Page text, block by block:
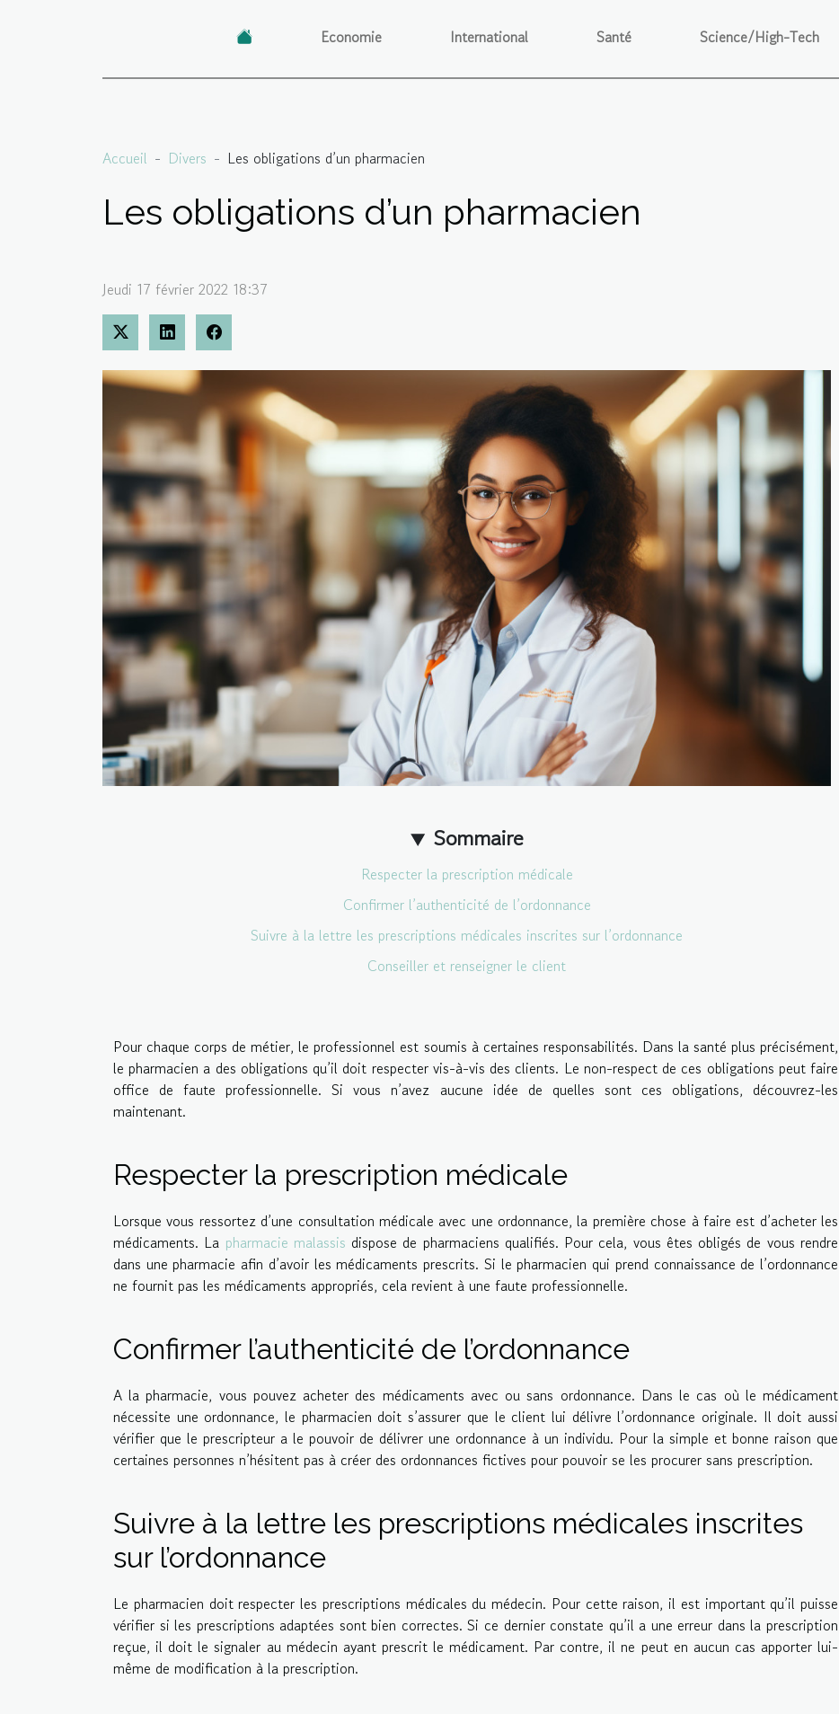
Economie International Santé Science/High-Tech
Accueil Divers Les obligations d’un pharmacien
Les obligations d’un pharmacien
Jeudi 17 février 2022 18:37
Sommaire
Respecter la prescription médicale
Confirmer l’authenticité de l’ordonnance
Suivre à la lettre les prescriptions médicales inscrites sur l’ordonnance
Conseiller et renseigner le client
Pour chaque corps de métier, le professionnel est soumis à certaines responsabilités. Dans la santé plus précisément,
le pharmacien a des obligations qu’il doit respecter vis-à-vis des clients. Le non-respect de ces obligations peut faire
office de faute professionnelle. Si vous n’avez aucune idée de quelles sont ces obligations, découvrez-les
maintenant.
Respecter la prescription médicale
Lorsque vous ressortez d’une consultation médicale avec une ordonnance, la première chose à faire est d’acheter les
médicaments. La pharmacie malassis dispose de pharmaciens qualifiés. Pour cela, vous êtes obligés de vous rendre
dans une pharmacie afin d’avoir les médicaments prescrits. Si le pharmacien qui prend connaissance de l’ordonnance
ne fournit pas les médicaments appropriés, cela revient à une faute professionnelle.
Confirmer l’authenticité de l’ordonnance
A la pharmacie, vous pouvez acheter des médicaments avec ou sans ordonnance. Dans le cas où le médicament
nécessite une ordonnance, le pharmacien doit s’assurer que le client lui délivre l’ordonnance originale. Il doit aussi
vérifier que le prescripteur a le pouvoir de délivrer une ordonnance à un individu. Pour la simple et bonne raison que
certaines personnes n’hésitent pas à créer des ordonnances fictives pour pouvoir se les procurer sans prescription.
Suivre à la lettre les prescriptions médicales inscrites
sur l’ordonnance
Le pharmacien doit respecter les prescriptions médicales du médecin. Pour cette raison, il est important qu’il puisse
vérifier si les prescriptions adaptées sont bien correctes. Si ce dernier constate qu’il a une erreur dans la prescription
reçue, il doit le signaler au médecin ayant prescrit le médicament. Par contre, il ne peut en aucun cas apporter lui-
même de modification à la prescription.